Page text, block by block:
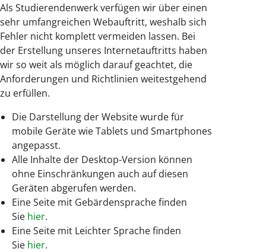
Als Studierendenwerk verfügen wir über einen
sehr umfangreichen Webauftritt, weshalb sich
Fehler nicht komplett vermeiden lassen. Bei
der Erstellung unseres Internetauftritts haben
wir so weit als möglich darauf geachtet, die
Anforderungen und Richtlinien weitestgehend
zu erfüllen.
Die Darstellung der Website wurde für
mobile Geräte wie Tablets und Smartphones
angepasst.
Alle Inhalte der Desktop-Version können
ohne Einschränkungen auch auf diesen
Geräten abgerufen werden.
Eine Seite mit Gebärdensprache finden
Sie hier.
Eine Seite mit Leichter Sprache finden
Sie hier.